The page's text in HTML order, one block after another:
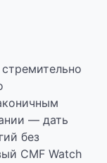
— дать
без
CMF Watch